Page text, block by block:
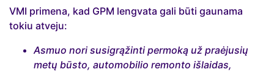
VMI primena, kad GPM lengvata gali būti gaunama
tokiu atveju:
Asmuo nori susigrąžinti permoką už praėjusių
metų būsto, automobilio remonto išlaidas,